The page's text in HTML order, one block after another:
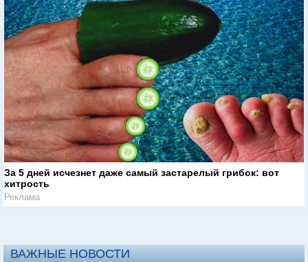
За 5 дней исчезнет даже самый застарелый грибок: вот
хитрость
Реклама
ВАЖНЫЕ НОВОСТИ